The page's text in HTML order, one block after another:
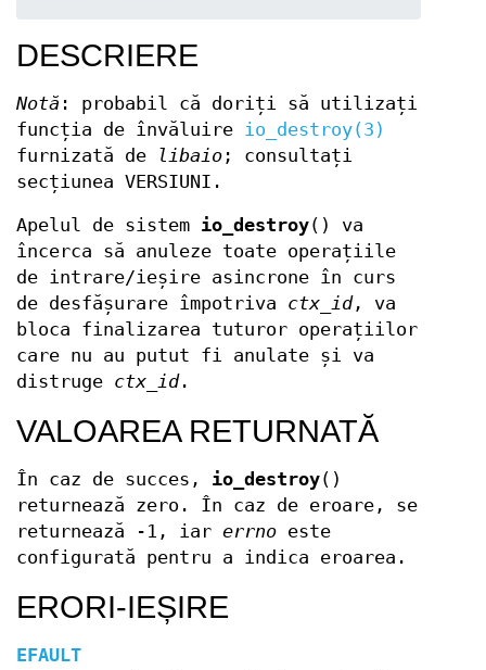
DESCRIERE
Notă : probabil că doriți să utilizați
funcția de învăluire io_destroy(3)
furnizată de
libaio ; consultați
secțiunea VERSIUNI.
Apelul de sistem io_destroy() va
încerca să anuleze toate operațiile
de intrare/ieșire asincrone în curs
de desfășurare împotriva ctx_id, va
bloca finalizarea tuturor operațiilor
care nu au putut fi anulate și va
distruge ctx_id.
VALOAREA RETURNATĂ
În caz de succes, io_destroy()
returnează zero. În caz de eroare, se
returnează -1, iar errno este
configurată pentru a indica eroarea.
ERORI-IEȘIRE
EFAULT